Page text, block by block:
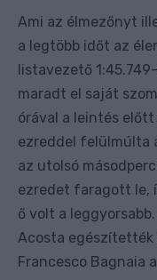
Ami az élmezőnyt
a legtöbb időt az
listavezető
maradt el saját
órával a leintés
ezreddel felülmúlta
az utolsó
ezredet faragott le,
ő volt a
Acosta egészítették
Francesco Bagnaia